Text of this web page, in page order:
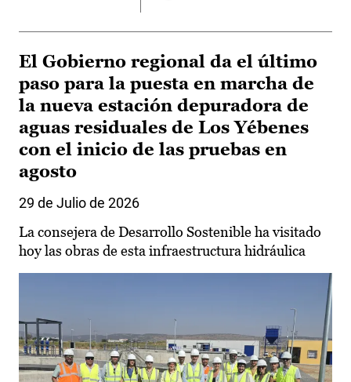
El Gobierno regional da el último
paso para la puesta en marcha de
la nueva estación depuradora de
aguas residuales de Los Yébenes
con el inicio de las pruebas en
agosto
29 de Julio de 2026
La consejera de Desarrollo Sostenible ha visitado
hoy las obras de esta infraestructura hidráulica